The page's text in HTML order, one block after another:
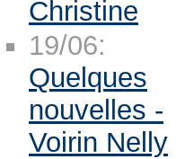
Christine
19/06:
Quelques
nouvelles -
Voirin Nelly